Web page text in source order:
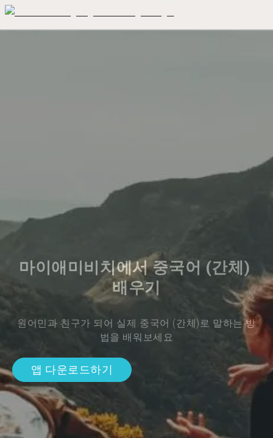
마이애미비치에서 중국어 (간체)
배우기
원어민과 친구가 되어 실제 중국어 (간체)로 말하는 방
법을 배워보세요
앱 다운로드하기